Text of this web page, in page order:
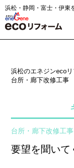
浜松・静岡・富士・伊東
浜松のエネジンeco
台所・廊下改修工事
台所・廊下改修工事
要望を聞いて